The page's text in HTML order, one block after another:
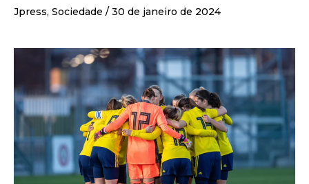
Jpress, Sociedade / 30 de janeiro de 2024